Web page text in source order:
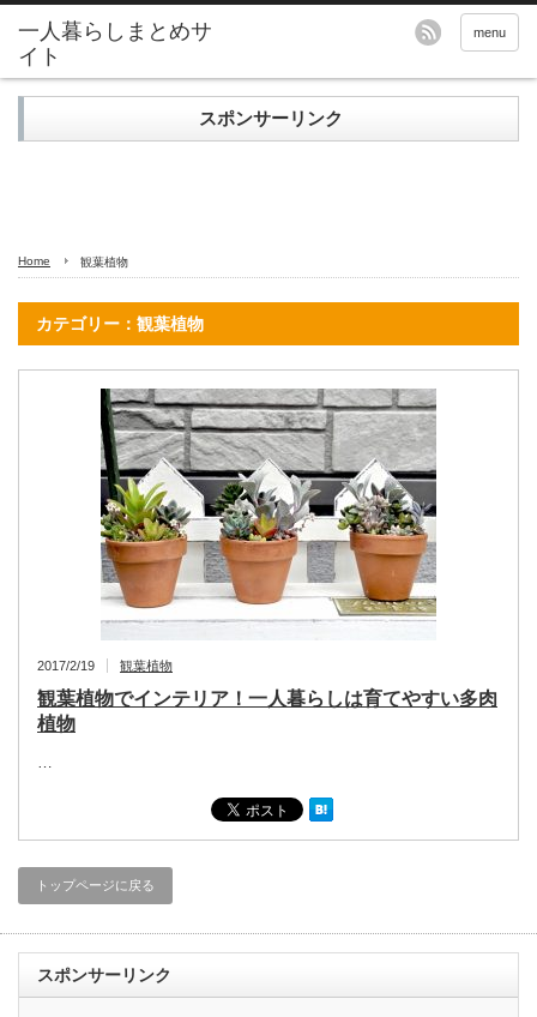
menu
スポンサーリンク
Home 観葉植物
カテゴリー：観葉植物
2017/2/19 観葉植物
観葉植物でインテリア！一人暮らしは育てやすい多肉
植物
…
トップページに戻る
スポンサーリンク